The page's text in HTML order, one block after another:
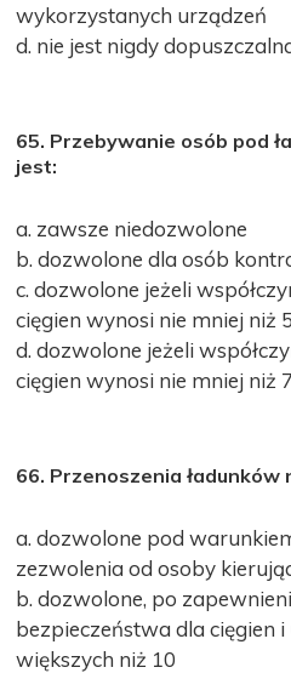
wykorzystanych urządzeń
d. nie jest nigdy
65. Przebywanie osób pod
jest:
a. zawsze niedozwolone
b. dozwolone dla osób
c. dozwolone jeżeli
cięgien wynosi nie mniej niż 5
d. dozwolone jeżeli
cięgien wynosi nie mniej niż 7
66. Przenoszenia ładunków
a. dozwolone pod
zezwolenia od osoby
b. dozwolone, po
bezpieczeństwa dla cięgien
większych niż 10